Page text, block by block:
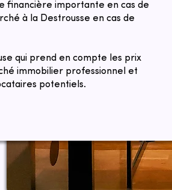
financière importante en cas de
à la Destrousse en cas de
qui prend en compte les prix
immobilier professionnel et
potentiels.